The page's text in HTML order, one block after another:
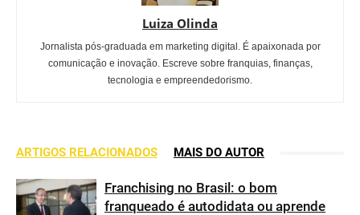
Luiza Olinda
Jornalista pós-graduada em marketing digital. É apaixonada por
comunicação e inovação. Escreve sobre franquias, finanças,
tecnologia e empreendedorismo.
ARTIGOS RELACIONADOS MAIS DO AUTOR
Franchising no Brasil: o bom
franqueado é autodidata ou aprende